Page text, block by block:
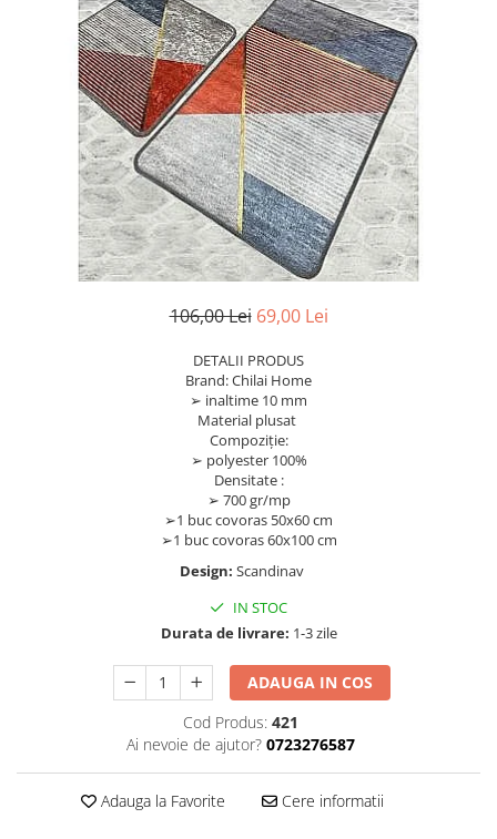
Policotton
Tesatura Jacquard
Accesorii
Covorase si seturi de covoare
pentru baie
106,00 Lei 69,00 Lei
DETALII PRODUS
Brand: Chilai Home
➢ inaltime 10 mm
Material plusat
Compoziție:
➢ polyester 100%
Densitate :
➢ 700 gr/mp
➢1 buc covoras 50x60 cm
➢1 buc covoras 60x100 cm
Design: Scandinav
IN STOC
Durata de livrare: 1-3 zile
ADAUGA IN COS
Cod Produs: 421
Ai nevoie de ajutor? 0723276587
Adauga la Favorite Cere informatii